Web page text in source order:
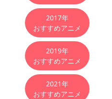
2017年
おすすめアニメ
2019年
おすすめアニメ
2021年
おすすめアニメ